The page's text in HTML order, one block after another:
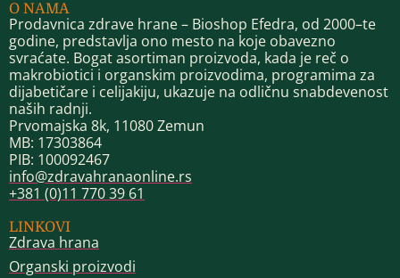
O NAMA
Prodavnica zdrave hrane – Bioshop Efedra, od 2000–te
godine, predstavlja ono mesto na koje obavezno
svraćate. Bogat asortiman proizvoda, kada je reč o
makrobiotici i organskim proizvodima, programima za
dijabetičare i celijakiju, ukazuje na odličnu snabdevenost
naših radnji.
Prvomajska 8k, 11080 Zemun
MB: 17303864
PIB: 100092467
info@zdravahranaonline.rs
+381 (0)11 770 39 61
LINKOVI
Zdrava hrana
Organski proizvodi